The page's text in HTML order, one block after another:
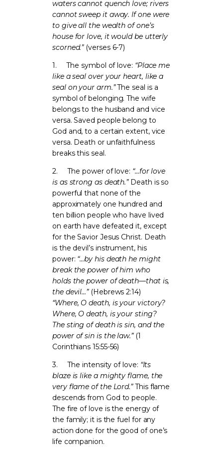
waters cannot quench love; rivers
cannot sweep it away. If one were
to give all the wealth of one’s
house for love, it would be utterly
scorned.”(verses 6-7)
1.
The symbol of love: “Place me
like a seal over your heart, like a
seal on your arm.”The seal is a
symbol of belonging. The wife
belongs to the husband and vice
versa. Saved people belong to
God and, to a certain extent, vice
versa. Death or unfaithfulness
breaks this seal.
2.
The power of love: “…for love
is as strong as death.”Death is so
powerful that none of the
approximately one hundred and
ten billion people who have lived
on earth have defeated it, except
for the Savior Jesus Christ. Death
is the devil’s instrument, his
power: “…by his death he might
break the power of him who
holds the power of death—that is,
the devil…”(Hebrews 2:14)
“Where, O death, is your victory?
Where, O death, is your sting?
The sting of death is sin, and the
power of sin is the law.”(1
Corinthians 15:55-56)
3.
The intensity of love: “Its
blaze is like a mighty flame, the
very flame of the Lord.”This flame
descends from God to people.
The fire of love is the energy of
the family; it is the fuel for any
action done for the good of one’s
life companion.